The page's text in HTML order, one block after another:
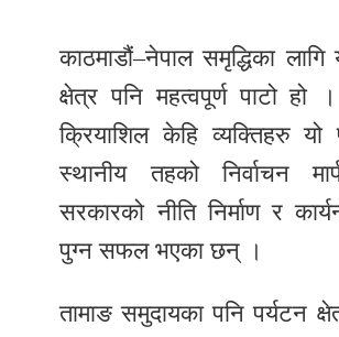
प्रविधि
साहित्य
काठमाडौं–नेपाल समृद्धिका लागि
क्षेत्र पनि महत्वपूर्ण पाटो हो
क्रियाशिल केहि व्यक्तिहरु
स्थानीय तहको निर्वाचन
सरकारको नीति निर्माण र
पुग्न सफल भएका छन् ।
तामाङ समुदायका पनि पर्यटन